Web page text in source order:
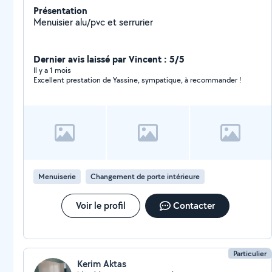
Présentation
Menuisier alu/pvc et serrurier
Dernier avis laissé par Vincent : 5/5
Il y a 1 mois
Excellent prestation de Yassine, sympatique, à recommander !
Menuiserie Changement de porte intérieure
Voir le profil Contacter
Particulier
Kerim Aktas